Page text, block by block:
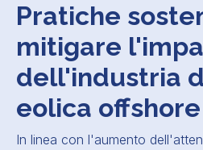
Pratiche
mitigare
dell'industria
eolica offshore
In linea con l'aumento